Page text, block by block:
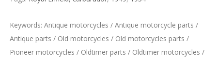
Keywords: Antique motorcycles / Antique motorcycle parts /
Antique parts / Old motorcycles / Old motorcycles parts /
Pioneer motorcycles / Oldtimer parts / Oldtimer motorcycles /